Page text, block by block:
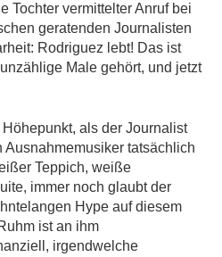
Tochter vermittelter Anruf bei
geratenden Journalisten
Rodriguez lebt! Das ist
Male gehört, und jetzt
als der Journalist
Ausnahmemusiker tatsächlich
Teppich, weiße
immer noch glaubt der
Hype auf diesem
ist an ihm
irgendwelche